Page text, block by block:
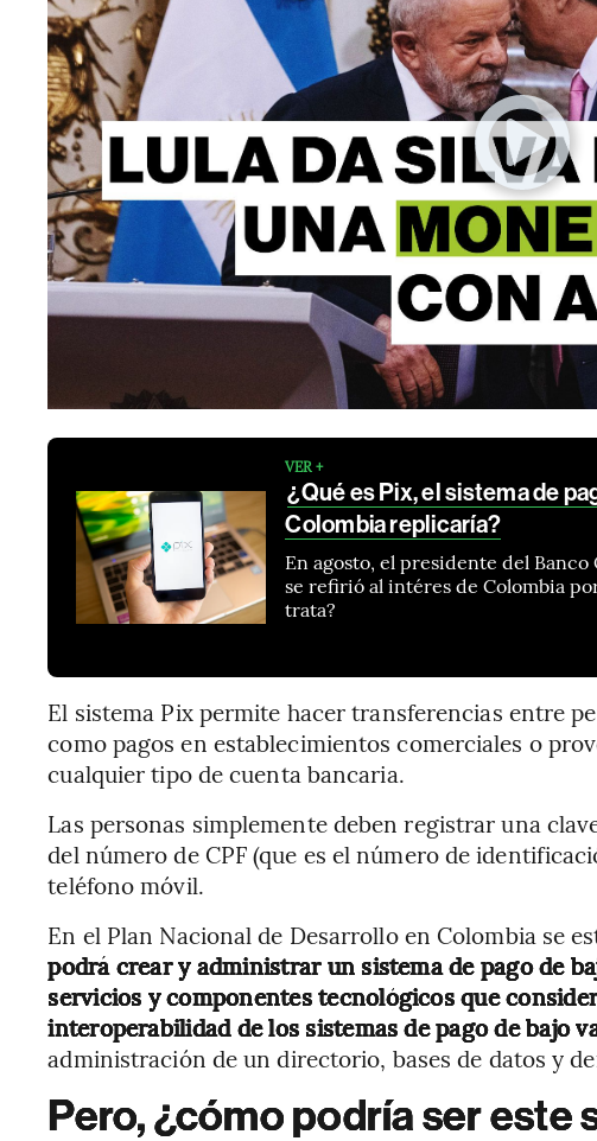
VER +
¿Qué es Pix, el sistema de
Colombia replicaría?
En agosto, el presidente del
se refirió al intéres de Colombia
trata?
El sistema Pix permite hacer transferencias entre
como pagos en establecimientos comerciales o
cualquier tipo de cuenta bancaria.
Las personas simplemente deben registrar una
del número de CPF (que es el número de
teléfono móvil.
En el Plan Nacional de Desarrollo en Colombia se
podrá crear y administrar un sistema de pago de
servicios y componentes tecnológicos que
interoperabilidad de los sistemas de pago de bajo
administración de un directorio, bases de datos y
Pero, ¿cómo podría ser este